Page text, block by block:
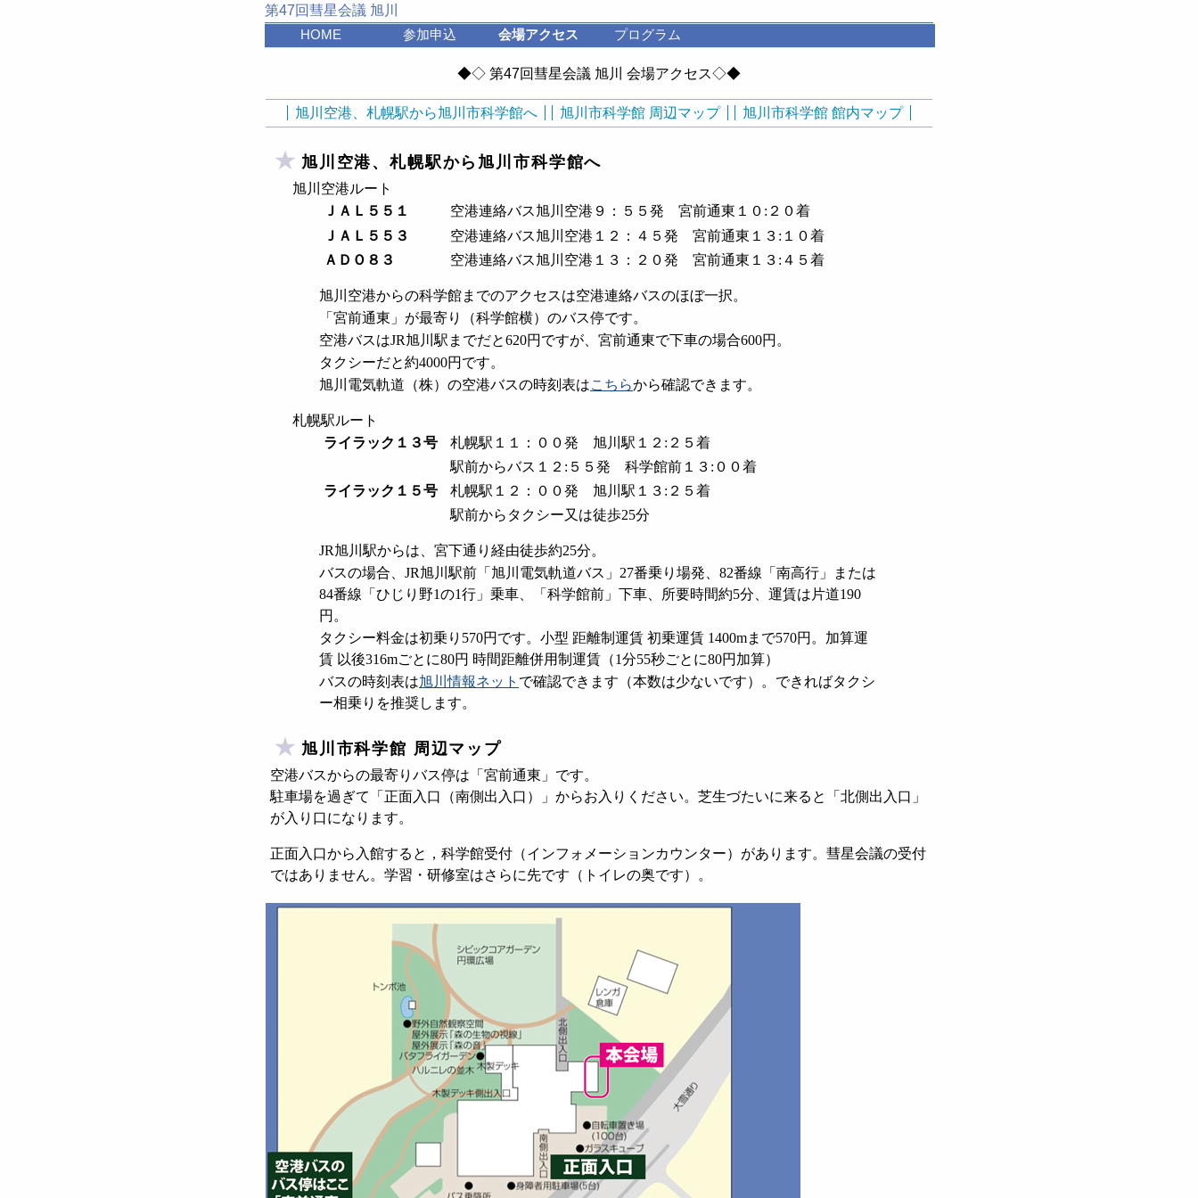
◆◇ 第47回彗星会議 旭川 会場アクセス◇◆
旭川空港、札幌駅から旭川市科学館へ 旭川市科学館 周辺マップ 旭川市科学館 館内マップ
旭川空港、札幌駅から旭川市科学館へ
旭川空港ルート
ＪＡＬ５５１
空港連絡バス旭川空港９：５５発 宮前通東１０:２０着
ＪＡＬ５５３
空港連絡バス旭川空港１２：４５発 宮前通東１３:１０着
ＡＤＯ８３
空港連絡バス旭川空港１３：２０発 宮前通東１３:４５着
旭川空港からの科学館までのアクセスは空港連絡バスのほぼ一択。
「宮前通東」が最寄り（科学館横）のバス停です。
空港バスはJR旭川駅までだと620円ですが、宮前通東で下車の場合600円。
タクシーだと約4000円です。
旭川電気軌道（株）の空港バスの時刻表はこちらから確認できます。
札幌駅ルート
ライラック１３号
札幌駅１１：００発 旭川駅１２:２５着
駅前からバス１２:５５発 科学館前１３:００着
ライラック１５号
札幌駅１２：００発 旭川駅１３:２５着
駅前からタクシー又は徒歩25分
JR旭川駅からは、宮下通り経由徒歩約25分。
バスの場合、JR旭川駅前「旭川電気軌道バス」27番乗り場発、82番線「南高行」または
84番線「ひじり野1の1行」乗車、「科学館前」下車、所要時間約5分、運賃は片道190
円。
タクシー料金は初乗り570円です。小型 距離制運賃 初乗運賃 1400mまで570円。加算運
賃 以後316mごとに80円 時間距離併用制運賃（1分55秒ごとに80円加算）
バスの時刻表は旭川情報ネット で確認できます（本数は少ないです）。できればタクシ
ー相乗りを推奨します。
旭川市科学館 周辺マップ
空港バスからの最寄りバス停は「宮前通東」です。
駐車場を過ぎて「正面入口（南側出入口）」からお入りください。芝生づたいに来ると「北側出入口」
が入り口になります。
正面入口から入館すると，科学館受付（インフォメーションカウンター）があります。彗星会議の受付
ではありません。学習・研修室はさらに先です（トイレの奥です）。
第47回彗星会議 旭川
HOME 参加申込 会場アクセス プログラム